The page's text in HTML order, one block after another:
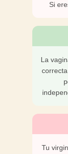
Si
La
Tu